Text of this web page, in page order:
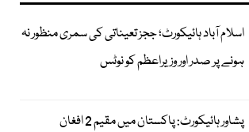
اسلام آباد ہائیکورٹ؛ ججز تعیناتی کی سمری منظور نہ
ہونے پر صدر اور وزیراعظم کو نوٹس
پشاور ہائیکورٹ: پاکستان میں مقیم 2 افغان